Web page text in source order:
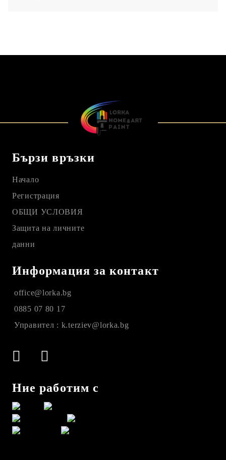
Бързи връзки
Начало
Регистрация
ОБЩИ УСЛОВИЯ
Защита на личните
данни
Информация за контакт
office@lorka.bg
0885 07 80 17
Управител : k.terziev@lorka.bg
Ние работим с